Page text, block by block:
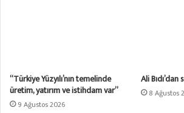
“Türkiye Yüzyılı’nın temelinde
üretim, yatırım ve istihdam var”
9 Ağustos 2026
Ali
8 Ağustos